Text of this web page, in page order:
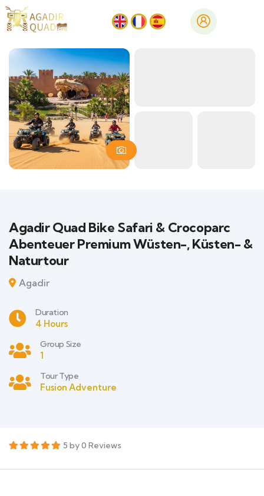
Agadir Quad Bike Safari & Crocoparc
Abenteuer Premium Wüsten-, Küsten- &
Naturtour
Agadir
Duration
4 Hours
Group Size
1
Tour Type
Fusion Adventure
5 by 0 Reviews